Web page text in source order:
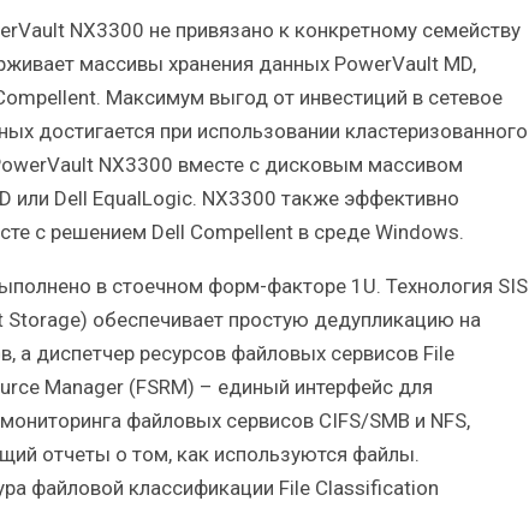
NX3300 не привязано к конкретному семейству
массивы хранения данных PowerVault MD,
Максимум выгод от инвестиций в сетевое
достигается при использовании кластеризованного
NX3300 вместе с дисковым массивом
или Dell EqualLogic. NX3300 также эффективно
с решением Dell Compellent в среде Windows.
в стоечном форм-факторе 1U. Технология SIS
Storage) обеспечивает простую дедупликацию на
а диспетчер ресурсов файловых сервисов File
Manager (FSRM) – единый интерфейс для
файловых сервисов CIFS/SMB и NFS,
отчеты о том, как используются файлы.
файловой классификации File Classification